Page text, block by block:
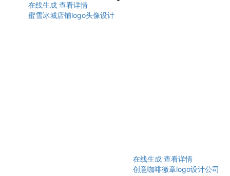
在线生成 查看详情
蜜雪冰城店铺logo头像设计
在线生成 查看详情
创意咖啡徽章logo设计公司